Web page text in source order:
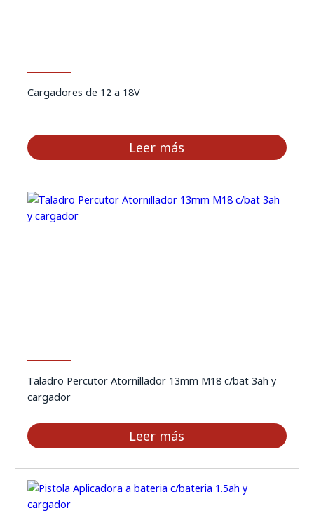
Cargadores de 12 a 18V
Leer más
Taladro Percutor Atornillador 13mm M18 c/bat 3ah y
cargador
Leer más